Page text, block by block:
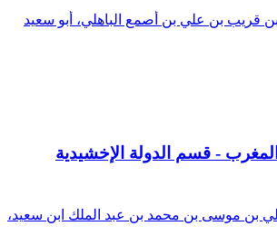
قريب بن علي بن أصمع الباهلي، أبو سعيد
- قسم الدولة الإخشيدية
بن موسى بن محمد بن عبد الملك ابن سعيد،
نور الدين، من ذرية عمار بن ياسر